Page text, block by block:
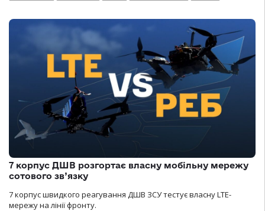
7 корпус ДШВ розгортає власну мобільну мережу
сотового зв’язку
7 корпус швидкого реагування ДШВ ЗСУ тестує власну LTE-
мережу на лінії фронту.